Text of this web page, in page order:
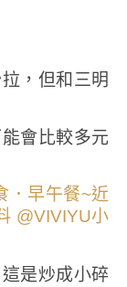
，但和三明
會比較多元
是炒成小碎